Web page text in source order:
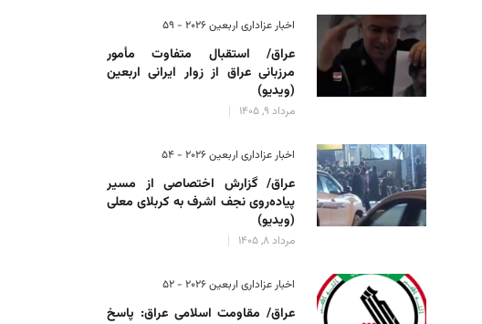
اخبار عزاداری اربعین ۲۰۲۶ - 59
عراق/ استقبال متفاوت مأمور
مرزبانی عراق از زوار ایرانی اربعین
(ویدیو)
مرداد 9, 1405
اخبار عزاداری اربعین ۲۰۲۶ - 54
عراق/ گزارش اختصاصی از مسیر
پیاده‌روی نجف اشرف به کربلای معلی
(ویدیو)
مرداد 8, 1405
اخبار عزاداری اربعین ۲۰۲۶ - 52
عراق/ مقاومت اسلامی عراق: پاسخ